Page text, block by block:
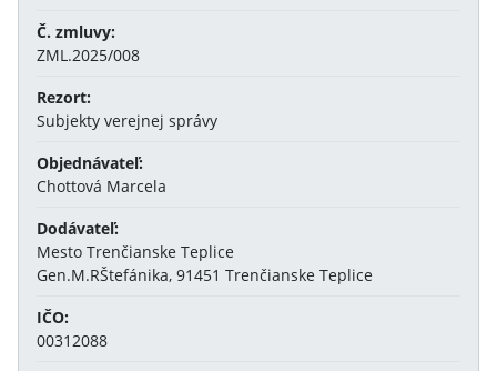
Č. zmluvy:
ZML.2025/008
Rezort:
Subjekty verejnej správy
Objednávateľ:
Chottová Marcela
Dodávateľ:
Mesto Trenčianske Teplice
Gen.M.RŠtefánika, 91451 Trenčianske Teplice
IČO:
00312088